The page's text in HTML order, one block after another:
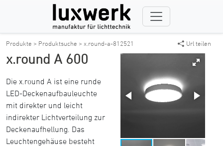
Produkte > Produktsuche > x.round-a-812521 Url teilen
x.round A 600
Die x.round A ist eine runde
LED-Deckenaufbauleuchte
mit direkter und leicht
indirekter Lichtverteilung zur
Deckenaufhellung. Das
Leuchtengehäuse besteht